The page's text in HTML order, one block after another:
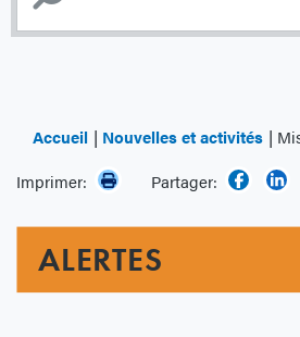
Accueil Nouvelles et activités
Mise
Imprimer:
Partager:
ALERTES